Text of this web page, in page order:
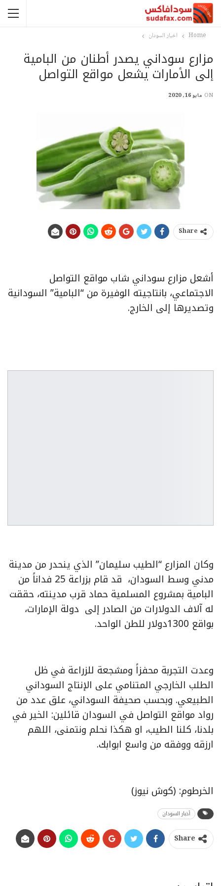
Home اخبار السودان
مزارع سوداني يصدر أطنان من البامية
إلى الأمارات يشعل مواقع التواصل
ON مايو 16, 2020
Share
أشعل مزارع سوداني شاب مواقع التواصل
الاجتماعي، بانتاجيته الوفيرة من “البامية” السودانية
وتصديرها إلى الخارج.
وكان المزارع “الطيب سليمان” الذي ينحدر من مدينة
مدني وسط السودان، قد قام بزراعة 25 فداناً من
البامية بمشروع المسلمية حماد قرب مدينته، حققت
له آلاف الدولارات من الصادر إلى دولة الإمارات،
بواقع 1300دولار للطن الواحد.
وعدت التجربة محفزاً ومشجعة للزراعة في ظل
الطلب الخارجي المتنامي على الإنتاج السوداني
الطبيعي. وبحسب صحيفة السوداني، علق عدد من
رواد مواقع التواصل في السودان قائلين: الخير في
بلدنا، كلنا الطيب، او هكذا نحلم ونتمنى، اللهم
ارزقه ووفقه من واسع ابوابك.
الخرطوم: (كوش نيوز)
أخبار السودان
Share